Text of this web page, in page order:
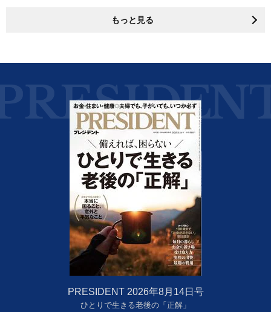
もっと見る
PRESIDENT 2026年8月14日号
ひとりで生きる老後の「正解」